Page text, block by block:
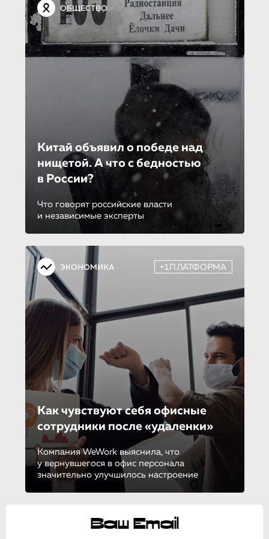
ОБЩЕСТВО
Китай объявил о победе над
нищетой. А что с бедностью
в России?
Что говорят российские власти
и независимые эксперты
ЭКОНОМИКА +1ПЛАТФОРМА
Как чувствуют себя офисные
сотрудники после «удаленки»
Компания WeWork выяснила, что
у вернувшегося в офис персонала
значительно улучшилось настроение
Ваш Email